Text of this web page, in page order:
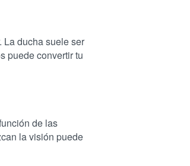
La ducha suele ser
puede convertir tu
de las
la visión puede